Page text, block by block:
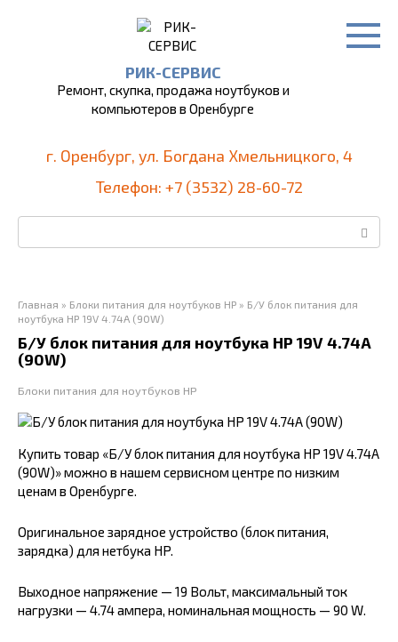
РИК-СЕРВИС
Ремонт, скупка, продажа ноутбуков и
компьютеров в Оренбурге
г. Оренбург, ул. Богдана Хмельницкого, 4
Телефон: +7 (3532) 28-60-72
Главная » Блоки питания для ноутбуков HP » Б/У блок питания для
ноутбука HP 19V 4.74A (90W)
Б/У блок питания для ноутбука HP 19V 4.74A
(90W)
Блоки питания для ноутбуков HP
Купить товар «Б/У блок питания для ноутбука HP 19V 4.74A
(90W)» можно в нашем сервисном центре по низким
ценам в Оренбурге.
Оригинальное зарядное устройство (блок питания,
зарядка) для нетбука HP.
Выходное напряжение — 19 Вольт, максимальный ток
нагрузки — 4.74 ампера, номинальная мощность — 90 W.